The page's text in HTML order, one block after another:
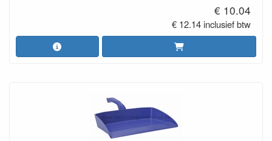
€ 10.04
€ 12.14 inclusief btw